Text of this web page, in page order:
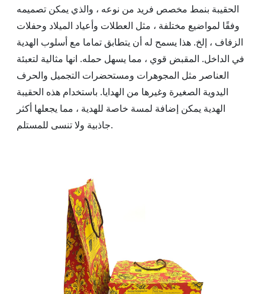
الحقيبة بنمط مخصص فريد من نوعه ، والذي يمكن تصميمه
وفقًا لمواضيع مختلفة ، مثل العطلات وأعياد الميلاد وحفلات
الزفاف ، إلخ. هذا يسمح له أن يتطابق تماما مع أسلوب الهدية
في الداخل. المقبض قوي ، مما يسهل حمله. انها مثالية لتعبئة
العناصر مثل المجوهرات ومستحضرات التجميل والحرف
اليدوية الصغيرة وغيرها من الهدايا. باستخدام هذه الحقيبة
الهدية يمكن إضافة لمسة خاصة للهدية ، مما يجعلها أكثر
جاذبية ولا تنسى للمستلم.